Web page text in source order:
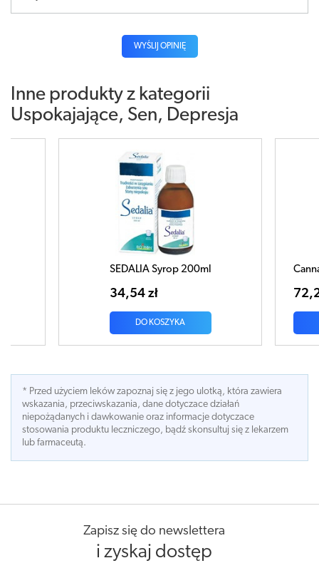
WYŚLIJ OPINIĘ
Inne produkty z kategorii
Uspokajające, Sen, Depresja
Cannabis Pro By Boiron 7% olej 11ml
72,20 zł
DO KOSZYKA
* Przed użyciem leków zapoznaj się z jego ulotką, która zawiera
wskazania, przeciwskazania, dane dotyczace działań
niepożądanych i dawkowanie oraz informacje dotyczace
stosowania produktu leczniczego, bądź skonsultuj się z lekarzem
lub farmaceutą.
Zapisz się do newslettera
i zyskaj dostęp